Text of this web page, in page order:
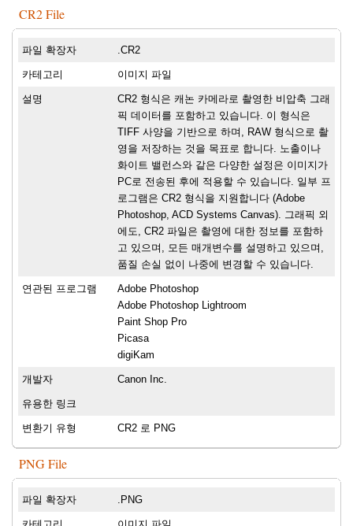
CR2 File
파일 확장자 .CR2
카테고리 이미지 파일
설명
CR2 형식은 캐논 카메라로 촬영한 비압축 그래
픽 데이터를 포함하고 있습니다. 이 형식은
TIFF 사양을 기반으로 하며, RAW 형식으로 촬
영을 저장하는 것을 목표로 합니다. 노출이나
화이트 밸런스와 같은 다양한 설정은 이미지가
PC로 전송된 후에 적용할 수 있습니다. 일부 프
로그램은 CR2 형식을 지원합니다 (Adobe
Photoshop, ACD Systems Canvas). 그래픽 외
에도, CR2 파일은 촬영에 대한 정보를 포함하
고 있으며, 모든 매개변수를 설명하고 있으며,
품질 손실 없이 나중에 변경할 수 있습니다.
연관된 프로그램
Adobe Photoshop
Adobe Photoshop Lightroom
Paint Shop Pro
Picasa
digiKam
개발자 Canon Inc.
유용한 링크
변환기 유형 CR2 로 PNG
PNG File
파일 확장자 .PNG